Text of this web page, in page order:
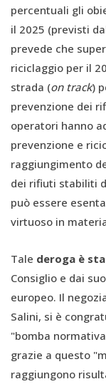
percentuali gli
il 2025 (previsti
prevede che
riciclaggio per il
strada (on track)
prevenzione dei
operatori hanno
prevenzione e
raggiungimento
dei rifiuti stabiliti
può essere
virtuoso in
Tale deroga è
Consiglio e dai
europeo. Il
Salini, si è
"bomba
grazie a questo
raggiungono